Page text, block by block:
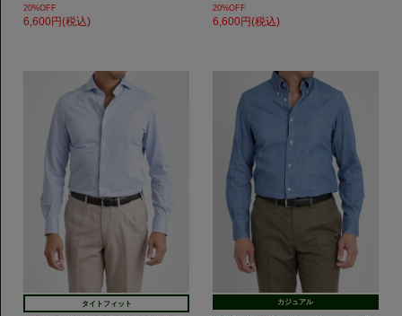
20%OFF
6,600円(税込)
20%OFF
6,600円(税込)
タイトフィット カジュアル